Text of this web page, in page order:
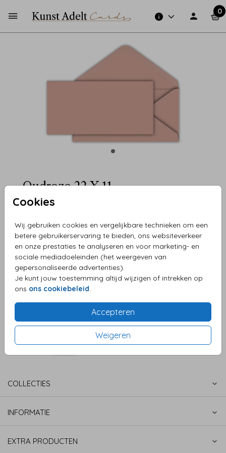
0
Cookies
Wij gebruiken cookies en vergelijkbare technieken om een
betere gebruikerservaring te bieden, ons websiteverkeer
en onze prestaties te analyseren en voor marketing- en
sociale mediadoeleinden (het weergeven van
gepersonaliseerde advertenties).
Je kunt jouw toestemming altijd wijzigen of intrekken op
ons ons cookiebeleid.
Accepteren
Weigeren
Oudroze 22 X 11
OMSCHRIJVING
oudroze 22 x 11
Prijs:€ 0,45 per 1
COLLECTIES
INFORMATIE
EXTRA PRODUCTEN